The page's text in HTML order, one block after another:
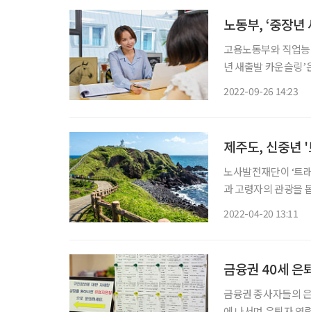
노동부, ‘중장
고용노동부와 직업능
년 새출발 카운슬링
2022-09-26 14:23
제주도, 신중년
노사발전재단이 ‘트
과 고령자의 관광을
2022-04-20 13:11
금융권 40세 은
금융권 종사자들의